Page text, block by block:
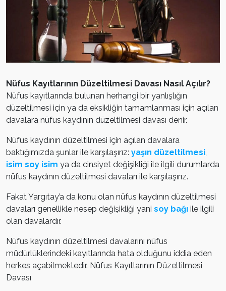
Nüfus Kayıtlarının Düzeltilmesi Davası Nasıl Açılır?
Nüfus kayıtlarında bulunan herhangi bir yanlışlığın
düzeltilmesi için ya da eksikliğin tamamlanması için açılan
davalara nüfus kaydının düzeltilmesi davası denir.
Nüfus kaydının düzeltilmesi için açılan davalara
baktığımızda şunlar ile karşılaşırız: yaşın düzeltilmesi,
isim soy isim ya da cinsiyet değişikliği ile ilgili durumlarda
nüfus kaydının düzeltilmesi davaları ile karşılaşırız.
Fakat Yargıtay’a da konu olan nüfus kaydının düzeltilmesi
davaları genellikle nesep değişikliği yani soy bağı ile ilgili
olan davalardır.
Nüfus kaydının düzeltilmesi davalarını nüfus
müdürlüklerindeki kayıtlarında hata olduğunu iddia eden
herkes açabilmektedir. Nüfus Kayıtlarının Düzeltilmesi
Davası